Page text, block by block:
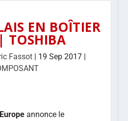
EN BOÎTIER
TOSHIBA
Fassot| 19 Sep 2017|
annonce le